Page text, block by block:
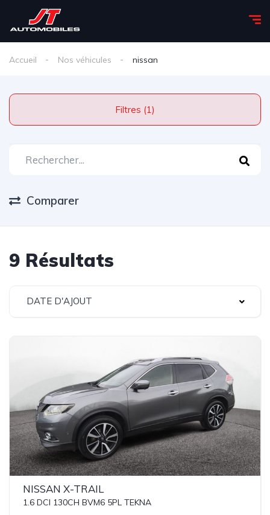
Accueil Nos véhicules nissan
Filtres (1)
Comparer
9 Résultats
DATE D'AJOUT
NISSAN X-TRAIL
1.6 DCI 130CH BVM6 5PL TEKNA